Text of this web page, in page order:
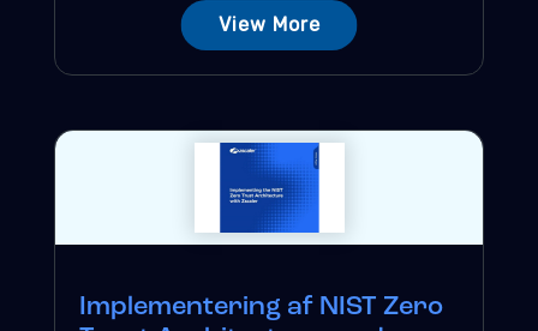
View More
Implementering af NIST Zero